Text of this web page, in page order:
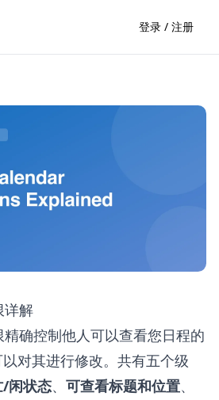
登录 / 注册
详解
确控制他人可以查看您日程的
对其进行修改。共有五个级
闲状态、 可查看标题和位置、